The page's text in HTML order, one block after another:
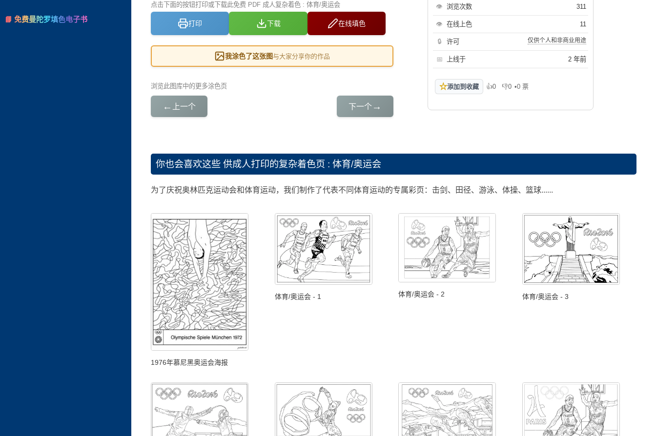
点击下面的按钮打印或下载此免费 PDF 成人复杂着色 : 体育/奥运会
打印 下载 在线填色
我涂色了这张图与大家分享你的作品
浏览此图库中的更多涂色页
← 上一个 下一个 →
👁 浏览次数 311
👁 在线上色 11
🔒 许可 仅供个人和非商业用途
📅 上线于 2 年前
☆添加到收藏 👍0
喜欢 👎0
不喜欢
•0 票
你也会喜欢这些 供成人打印的复杂着色页 : 体育/奥运会
为了庆祝奥林匹克运动会和体育运动，我们制作了代表不同体育运动的专属彩页：击剑、田径、游泳、体操、篮球......
1976年慕尼黑奥运会海报
体育/奥运会 - 1 体育/奥运会 - 2 体育/奥运会 - 3
📘 免费曼陀罗填色电子书